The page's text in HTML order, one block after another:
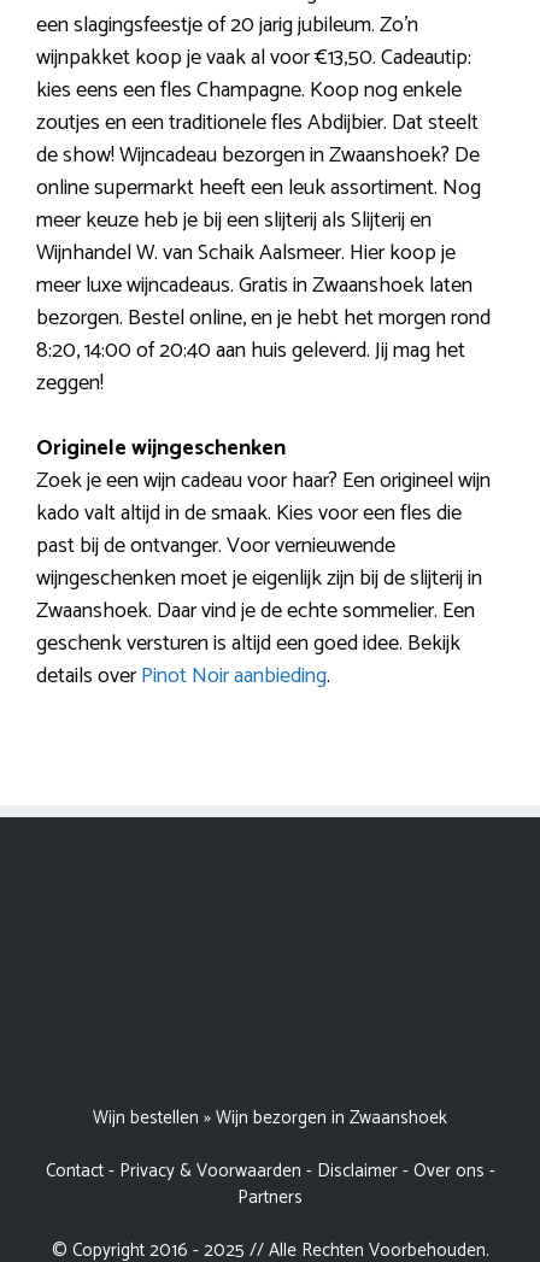
een slagingsfeestje of 20 jarig jubileum. Zo’n
wijnpakket koop je vaak al voor €13,50. Cadeautip:
kies eens een fles Champagne. Koop nog enkele
zoutjes en een traditionele fles Abdijbier. Dat steelt
de show! Wijncadeau bezorgen in Zwaanshoek? De
online supermarkt heeft een leuk assortiment. Nog
meer keuze heb je bij een slijterij als Slijterij en
Wijnhandel W. van Schaik Aalsmeer. Hier koop je
meer luxe wijncadeaus. Gratis in Zwaanshoek laten
bezorgen. Bestel online, en je hebt het morgen rond
8:20, 14:00 of 20:40 aan huis geleverd. Jij mag het
zeggen!
Originele wijngeschenken
Zoek je een wijn cadeau voor haar? Een origineel wijn
kado valt altijd in de smaak. Kies voor een fles die
past bij de ontvanger. Voor vernieuwende
wijngeschenken moet je eigenlijk zijn bij de slijterij in
Zwaanshoek. Daar vind je de echte sommelier. Een
geschenk versturen is altijd een goed idee. Bekijk
details overPinot Noir aanbieding.
Wijn bestellen »Wijn bezorgen in Zwaanshoek
Contact- Privacy & Voorwaarden - Disclaimer-Over ons -
Partners
© Copyright 2016 - 2025 // Alle Rechten Voorbehouden.